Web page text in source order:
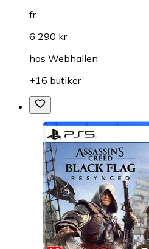
fr.
6 290 kr
hos Webhallen
+16 butiker